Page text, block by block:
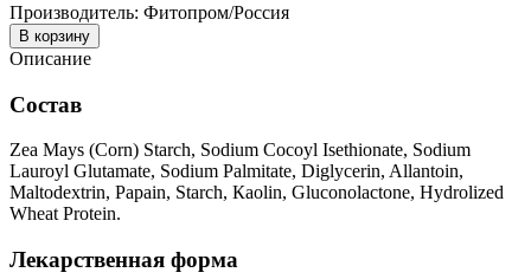
Производитель: Фитопром/Россия
В корзину
Описание
Состав
Zea Mays (Corn) Starch, Sodium Cocoyl Isethionate, Sodium
Lauroyl Glutamate, Sodium Palmitate, Diglycerin, Allantoin,
Maltodextrin, Papain, Starch, Кaolin, Gluconolactone, Hydrolized
Wheat Protein.
Лекарственная форма